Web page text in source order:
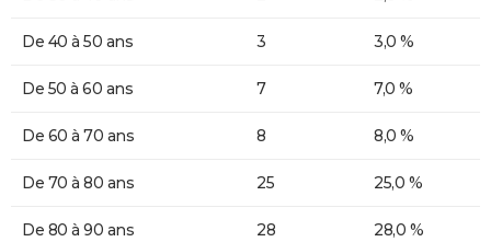
De 40 à 50 ans 3 3,0 %
De 50 à 60 ans 7 7,0 %
De 60 à 70 ans 8 8,0 %
De 70 à 80 ans 25 25,0 %
De 80 à 90 ans 28 28,0 %